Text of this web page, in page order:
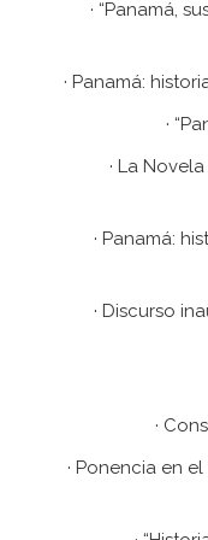
· “Panamá,
· Panamá:
·
· La
· Panamá:
· Discurso
·
· Ponencia en